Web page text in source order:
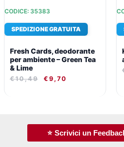
CODICE: 35383
SPEDIZIONE GRATUITA
Fresh Cards, deodorante
per ambiente – Green Tea
& Lime
€10,49 € 9,70
⭐ Scrivici un